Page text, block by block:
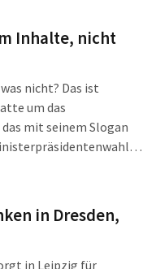
Inhalte, nicht
nicht? Das ist
um das
mit seinem Slogan
in
in ein Glas
aufregt. Gleichzeitig
in manchen
in Dresden,
in Leipzig für